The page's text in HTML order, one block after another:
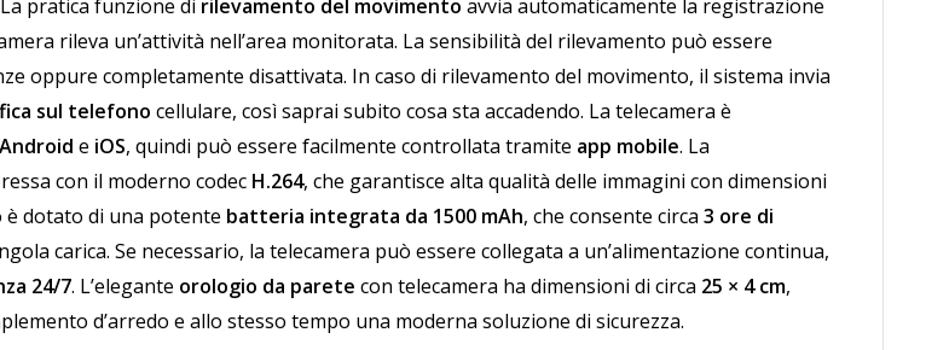
pratica funzione di rilevamento del movimento avvia automaticamente la registrazione
rileva un’attività nell’area monitorata. La sensibilità del rilevamento può essere
oppure completamente disattivata. In caso di rilevamento del movimento, il sistema invia
sul telefono cellulare, così saprai subito cosa sta accadendo. La telecamera è
Android e iOS, quindi può essere facilmente controllata tramite app mobile. La
con il moderno codec H.264, che garantisce alta qualità delle immagini con dimensioni
è dotato di una potente batteria integrata da 1500 mAh, che consente circa 3 ore di
carica. Se necessario, la telecamera può essere collegata a un’alimentazione continua,
24/7. L’elegante orologio da parete con telecamera ha dimensioni di circa 25 × 4 cm,
d’arredo e allo stesso tempo una moderna soluzione di sicurezza.